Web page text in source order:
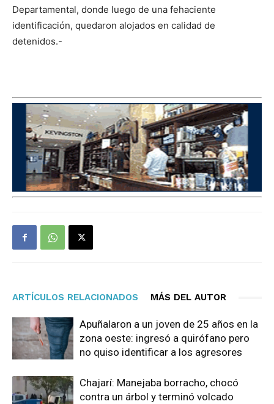
Departamental, donde luego de una fehaciente
identificación, quedaron alojados en calidad de
detenidos.-
ARTÍCULOS RELACIONADOS MÁS DEL AUTOR
Apuñalaron a un joven de 25 años en la
zona oeste: ingresó a quirófano pero
no quiso identificar a los agresores
Chajarí: Manejaba borracho, chocó
contra un árbol y terminó volcado